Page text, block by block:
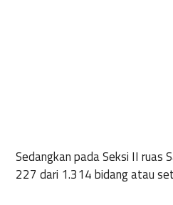
Sedangkan pada Seksi II ruas
227 dari 1.314 bidang atau